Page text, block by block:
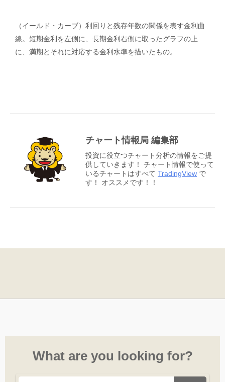
（イールド・カーブ）利回りと残存年数の関係を表す金利曲
線。短期金利を左側に、長期金利右側に取ったグラフの上
に、満期とそれに対応する金利水準を描いたもの。
チャート情報局 編集部
投資に役立つチャート分析の情報をご提
供していきます！ チャート情報で使って
いるチャートはすべて TradingView で
す！ オススメです！！
What are you looking for?